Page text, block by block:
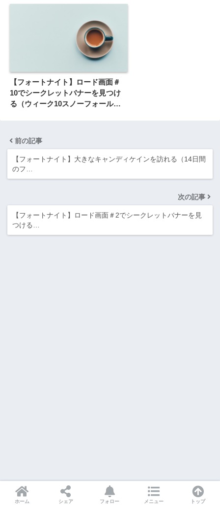
【フォートナイト】ロード画面＃
10でシークレットバナーを見つけ
る（ウィーク10スノーフォールチ
前の記事
【フォートナイト】大きなキャンディケインを訪れる（14日間
のフ…
次の記事
【フォートナイト】ロード画面＃2でシークレットバナーを見
つける…
ホーム シェア フォロー メニュー トップ